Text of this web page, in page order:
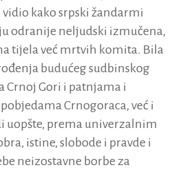
kako srpski žandarmi
odranije neljudski izmučena,
tijela već mrtvih komita. Bila
budućeg sudbinskog
Crnoj Gori i patnjama i
Crnogoraca, već i
uopšte, prema univerzalnim
istine, slobode i pravde i
neizostavne borbe za